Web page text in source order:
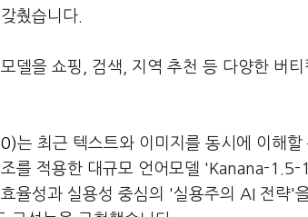
췄습니다.
델을 쇼핑, 검색, 지역 추천 등 다양한 버
는 최근 텍스트와 이미지를 동시에 이해
를 적용한 대규모 언어모델 'Kanana-
율성과 실용성 중심의 '실용주의 AI 전략'